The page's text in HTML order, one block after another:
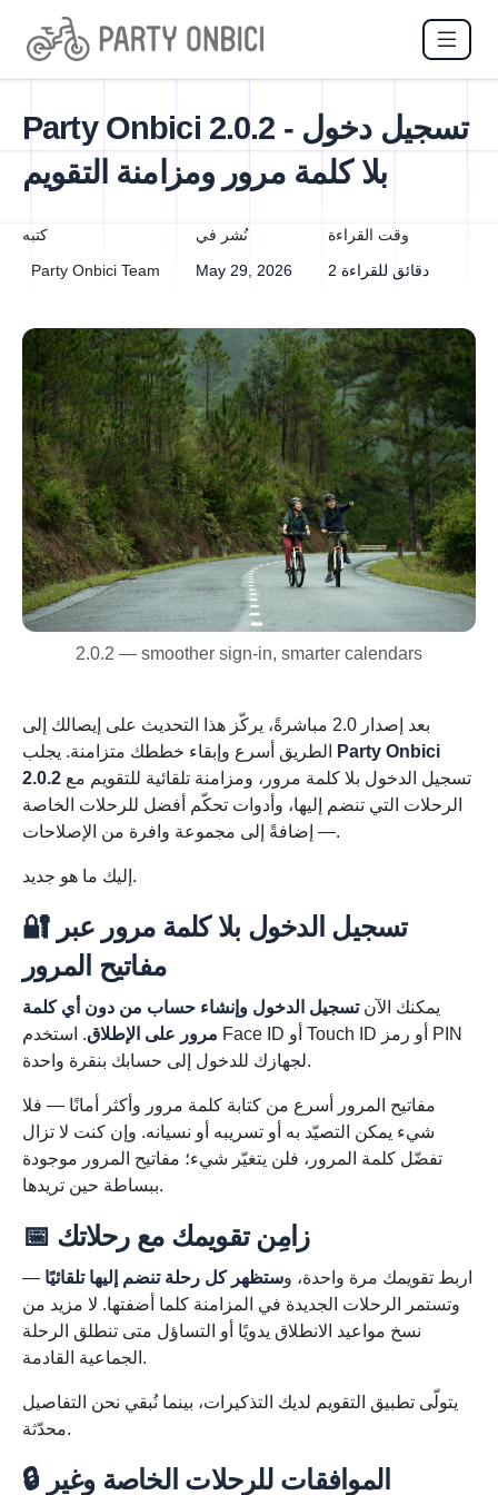
Party Onbici 2.0.2 - تسجيل دخول
بلا كلمة مرور ومزامنة التقويم
كتبه
Party Onbici Team
نُشر في
May 29, 2026
وقت القراءة
2 دقائق للقراءة
2.0.2 — smoother sign-in, smarter calendars
بعد إصدار 2.0 مباشرةً، يركّز هذا التحديث على إيصالك إلى
Party Onbici
2.0.2
الرحلات التي تنضم إليها، وأدوات تحكّم أفضل للرحلات الخاصة
— إضافةً إلى مجموعة وافرة من الإصلاحات.
إليك ما هو جديد.
🔐 تسجيل الدخول بلا كلمة مرور عبر
مفاتيح المرور
يمكنك الآنتسجيل الدخول وإنشاء حساب من دون أي كلمة
مرور على الإطلاق. استخدم Face ID أو Touch ID أو رمز PIN
لجهازك للدخول إلى حسابك بنقرة واحدة.
مفاتيح المرور أسرع من كتابة كلمة مرور وأكثر أمانًا — فلا
شيء يمكن التصيّد به أو تسريبه أو نسيانه. وإن كنت لا تزال
تفضّل كلمة المرور، فلن يتغيّر شيء؛ مفاتيح المرور موجودة
ببساطة حين تريدها.
📅 زامِن تقويمك مع رحلاتك
اربط تقويمك مرة واحدة، وستظهر كل رحلة تنضم إليها تلقائيًا —
وتستمر الرحلات الجديدة في المزامنة كلما أضفتها. لا مزيد من
نسخ مواعيد الانطلاق يدويًا أو التساؤل متى تنطلق الرحلة
الجماعية القادمة.
يتولّى تطبيق التقويم لديك التذكيرات، بينما نُبقي نحن التفاصيل
محدّثة.
🔒 الموافقات للرحلات الخاصة وغير